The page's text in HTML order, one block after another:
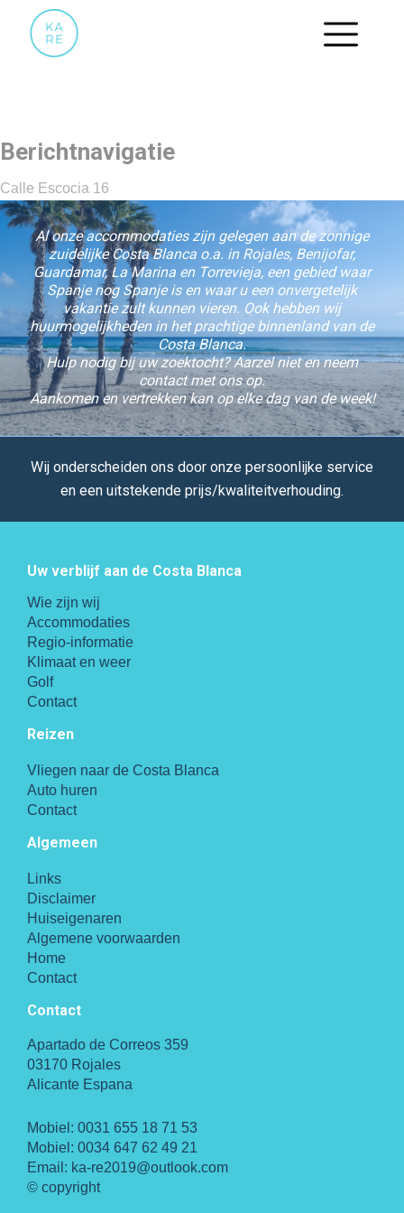
Berichtnavigatie
Calle Escocia 16
Al onze accommodaties zijn gelegen aan de zonnige
zuidelijke Costa Blanca o.a. in Rojales, Benijofar,
Guardamar, La Marina en Torrevieja, een gebied waar
Spanje nog Spanje is en waar u een onvergetelijk
vakantie zult kunnen vieren. Ook hebben wij
huurmogelijkheden in het prachtige binnenland van de
Costa Blanca.
Hulp nodig bij uw zoektocht? Aarzel niet en neem
contact met ons op.
Aankomen en vertrekken kan op elke dag van de week!
Wij onderscheiden ons door onze persoonlijke service
en een uitstekende prijs/kwaliteitverhouding.
Uw verblijf aan de Costa Blanca
Wie zijn wij
Accommodaties
Regio-informatie
Klimaat en weer
Golf
Contact
Reizen
Vliegen naar de Costa Blanca
Auto huren
Contact
Algemeen
Links
Disclaimer
Huiseigenaren
Algemene voorwaarden
Home
Contact
Contact
Apartado de Correos 359
03170 Rojales
Alicante Espana
Mobiel: 0031 655 18 71 53
Mobiel: 0034 647 62 49 21
Email: ka-re2019@outlook.com
© copyright